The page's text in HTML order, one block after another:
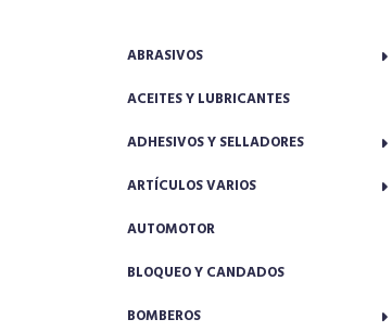
ABRASIVOS
ACEITES Y LUBRICANTES
ADHESIVOS Y SELLADORES
ARTÍCULOS VARIOS
AUTOMOTOR
BLOQUEO Y CANDADOS
BOMBEROS